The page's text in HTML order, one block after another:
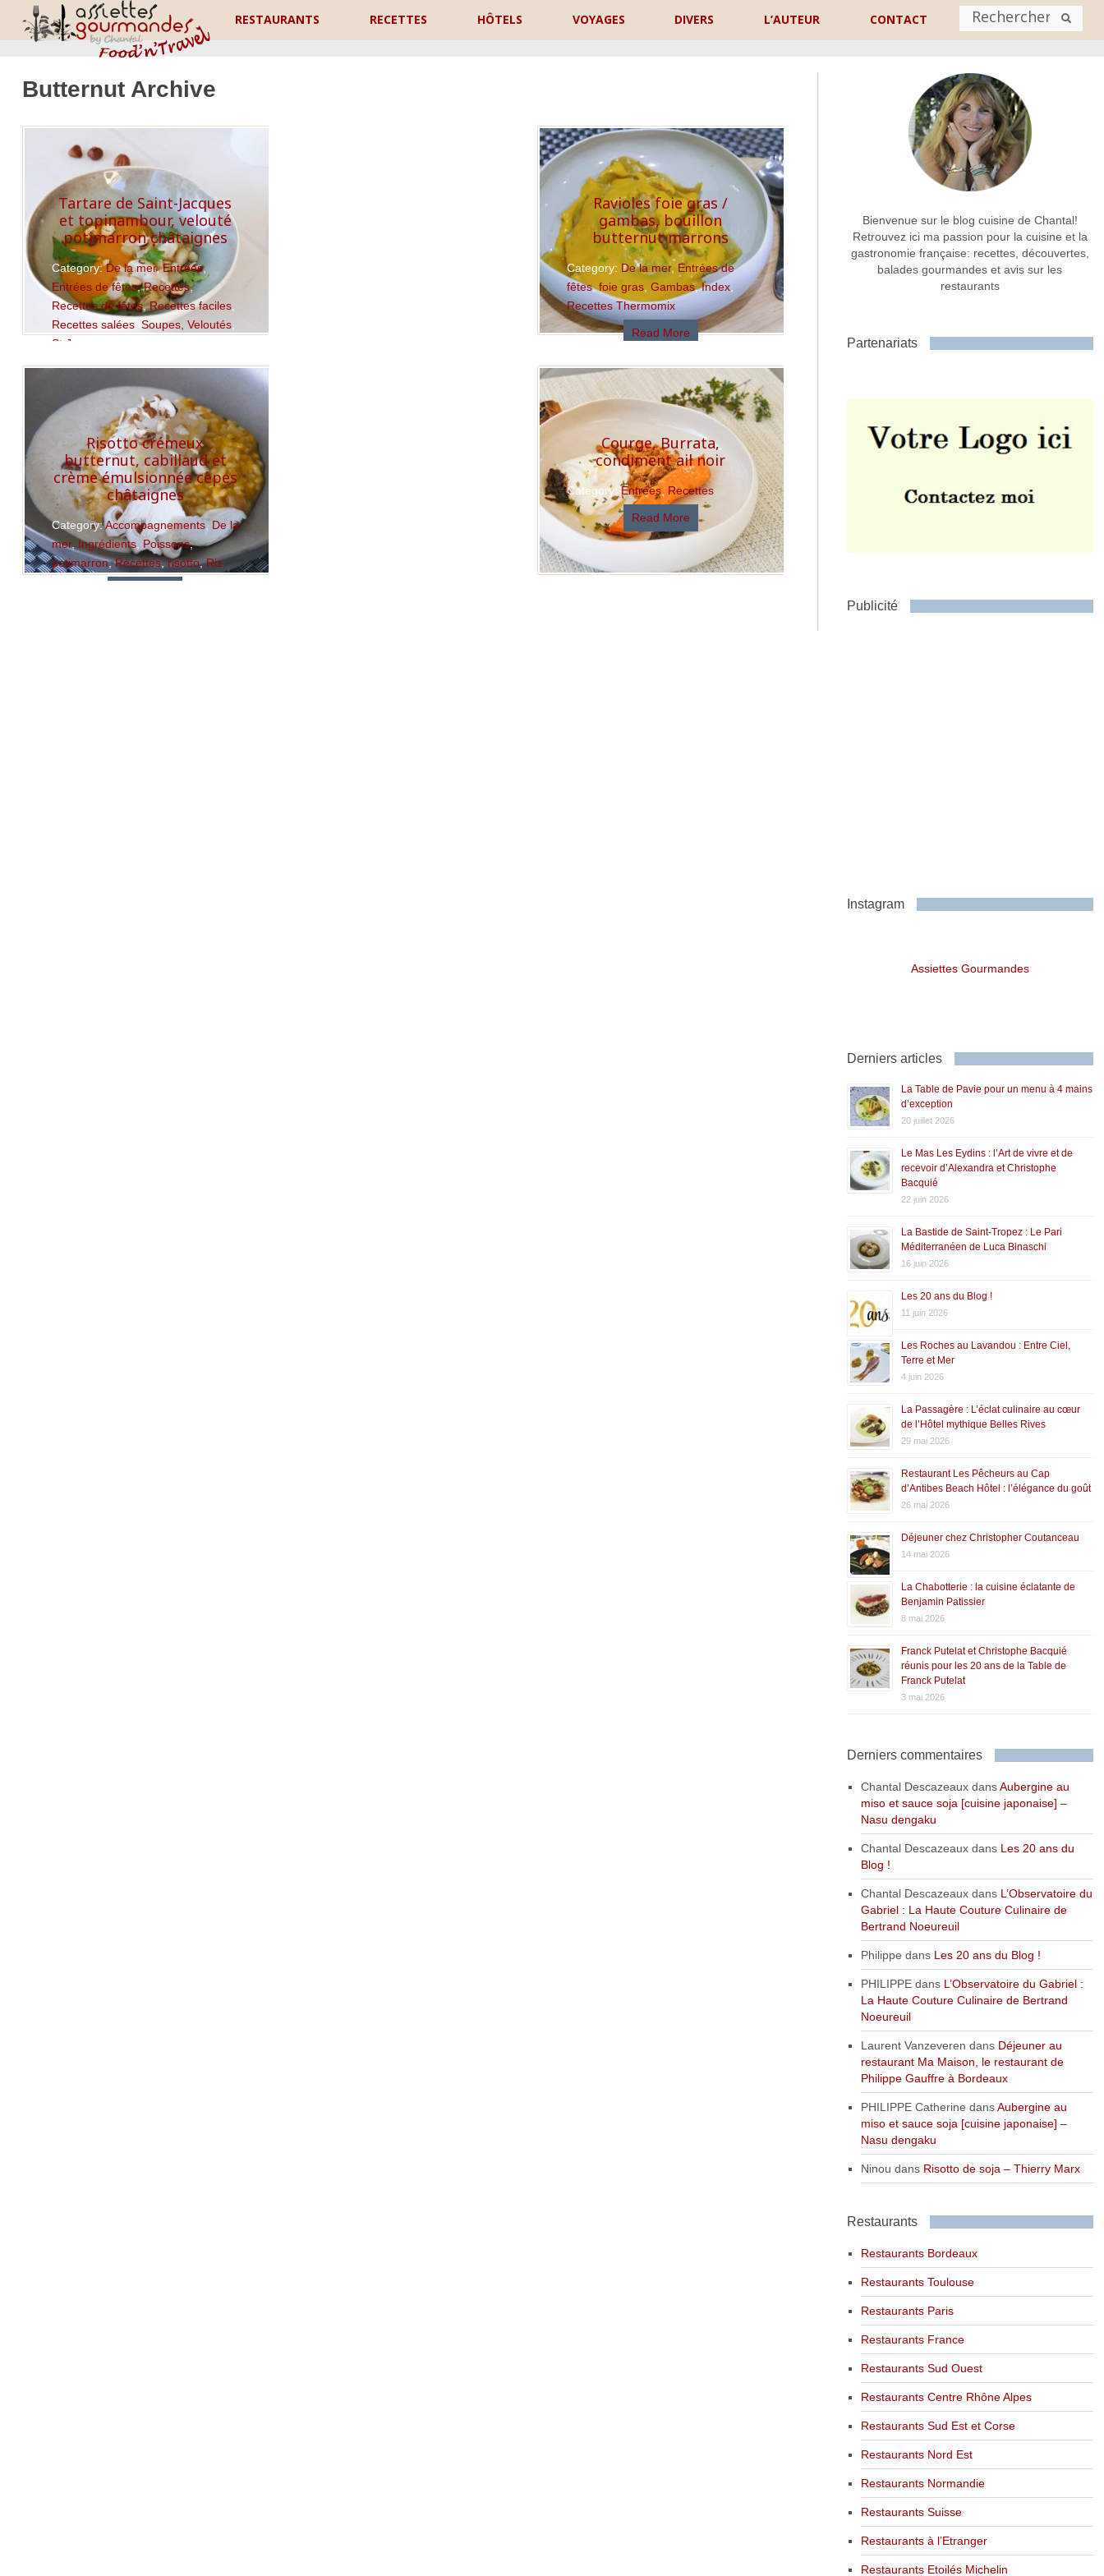
RESTAURANTS RECETTES HÔTELS VOYAGES DIVERS L’AUTEUR CONTACT
Prénom Nom
Adresse de contact
Commentaire ou message *
Butternut Archive
Tartare de Saint-Jacques
et topinambour, velouté
potimarron châtaignes
Category:De la mer,Entrées,
Entrées de fêtes,Recettes,
Recettes de fêtes,Recettes faciles,
Recettes salées, Soupes, Veloutés,
St Jacques
Read More
Ravioles foie gras /
gambas, bouillon
butternut marrons
Category:De la mer,Entrées de
fêtes,foie gras ,Gambas,Index
Recettes Thermomix
Read More
Risotto crémeux
butternut, cabillaud et
crème émulsionnée cèpes
châtaignes
Category:Accompagnements,De la
mer, Ingrédients, Poissons,
potimarron,Recettes,risotto,Riz
Courge, Burrata,
condiment ail noir
Category:Entrées , Recettes
Read More
Bienvenue sur le blog cuisine de Chantal!
Retrouvez ici ma passion pour la cuisine et la
gastronomie française: recettes, découvertes,
balades gourmandes et avis sur les
restaurants
Partenariats
Publicité
Instagram
Assiettes Gourmandes
Derniers articles
La Table de Pavie pour un menu à 4 mains
d’exception
20 juillet 2026
Le Mas Les Eydins : l’Art de vivre et de
recevoir d’Alexandra et Christophe
Bacquié
22 juin 2026
La Bastide de Saint-Tropez : Le Pari
Méditerranéen de Luca Binaschi
16 juin 2026
Les 20 ans du Blog !
11 juin 2026
Les Roches au Lavandou : Entre Ciel,
Terre et Mer
4 juin 2026
La Passagère : L’éclat culinaire au cœur
de l’Hôtel mythique Belles Rives
29 mai 2026
Restaurant Les Pêcheurs au Cap
d’Antibes Beach Hôtel : l’élégance du goût
26 mai 2026
Déjeuner chez Christopher Coutanceau
14 mai 2026
La Chabotterie : la cuisine éclatante de
Benjamin Patissier
8 mai 2026
Franck Putelat et Christophe Bacquié
réunis pour les 20 ans de la Table de
Franck Putelat
3 mai 2026
Derniers commentaires
Chantal DescazeauxdansAubergine au
miso et sauce soja [cuisine japonaise] –
Nasu dengaku
Chantal Descazeauxdans Les 20 ans du
Blog !
Chantal Descazeauxdans L’Observatoire du
Gabriel : La Haute Couture Culinaire de
Bertrand Noeureuil
Philippe dans Les 20 ans du Blog !
PHILIPPEdans L’Observatoire du Gabriel :
La Haute Couture Culinaire de Bertrand
Noeureuil
Laurent Vanzeveren dans Déjeuner au
restaurant Ma Maison, le restaurant de
Philippe Gauffre à Bordeaux
PHILIPPE Catherine dansAubergine au
miso et sauce soja [cuisine japonaise] –
Nasu dengaku
Ninou dans Risotto de soja – Thierry Marx
Restaurants
Restaurants Bordeaux
Restaurants Toulouse
Restaurants Paris
Restaurants France
Restaurants Sud Ouest
Restaurants Centre Rhône Alpes
Restaurants Sud Est et Corse
Restaurants Nord Est
Restaurants Normandie
Restaurants Suisse
Restaurants à l’Etranger
Restaurants Etoilés Michelin